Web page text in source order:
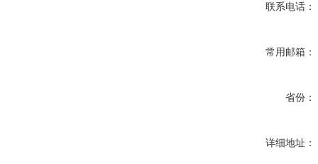
联系电话：
常用邮箱：
省份：
详细地址：